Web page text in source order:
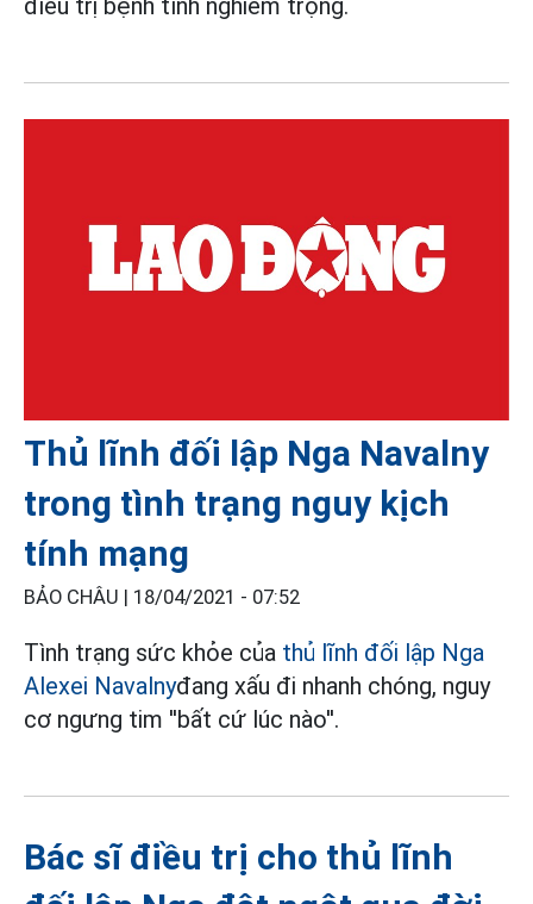
điều trị bệnh tình nghiêm trọng.
Thủ lĩnh đối lập Nga Navalny
trong tình trạng nguy kịch
tính mạng
BẢO CHÂU | 18/04/2021 - 07:52
Tình trạng sức khỏe của thủ lĩnh đối lập Nga
Alexei Navalnyđang xấu đi nhanh chóng, nguy
cơ ngưng tim ''bất cứ lúc nào''.
Bác sĩ điều trị cho thủ lĩnh